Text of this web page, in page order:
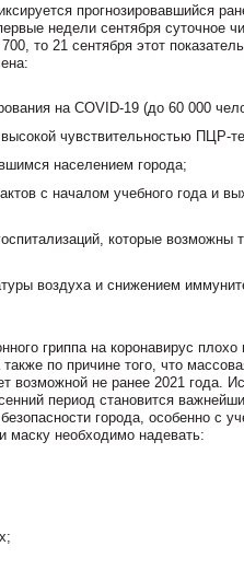
прогнозировавшийся
недели сентября суточное
то 21 сентября этот
на COVID-19 (до 60 000
чувствительностью ПЦР-
населением города;
с началом учебного года и
которые возможны
воздуха и снижением
гриппа на коронавирус плохо
по причине того, что
возможной не ранее 2021 года.
период становится
города, особенно с
маску необходимо надевать: